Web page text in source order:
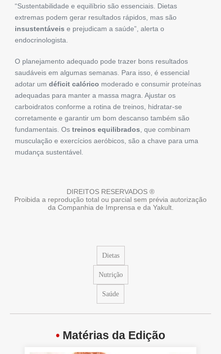
“Sustentabilidade e equilíbrio são essenciais. Dietas
extremas podem gerar resultados rápidos, mas são
insustentáveis e prejudicam a saúde”, alerta o
endocrinologista.
O planejamento adequado pode trazer bons resultados
saudáveis em algumas semanas. Para isso, é essencial
adotar um déficit calórico moderado e consumir proteínas
adequadas para manter a massa magra. Ajustar os
carboidratos conforme a rotina de treinos, hidratar-se
corretamente e garantir um bom descanso também são
fundamentais. Os treinos equilibrados, que combinam
musculação e exercícios aeróbicos, são a chave para uma
mudança sustentável.
DIREITOS RESERVADOS ®
Proibida a reprodução total ou parcial sem prévia autorização
da Companhia de Imprensa e da Yakult.
Dietas
Nutrição
Saúde
• Matérias da Edição